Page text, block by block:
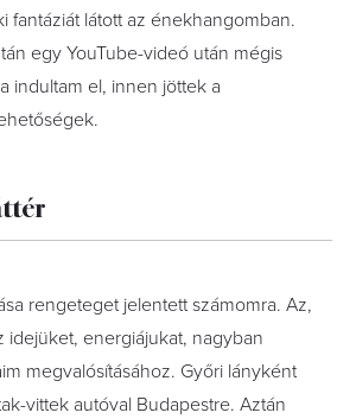
fantáziát látott az énekhangomban.
egy YouTube-videó után mégis
indultam el, ­innen jöttek a
rengeteget jelentett számomra. Az,
idejüket, energiájukat, nagyban
megvalósításához. Győri lányként
vittek autóval Budapestre. Aztán